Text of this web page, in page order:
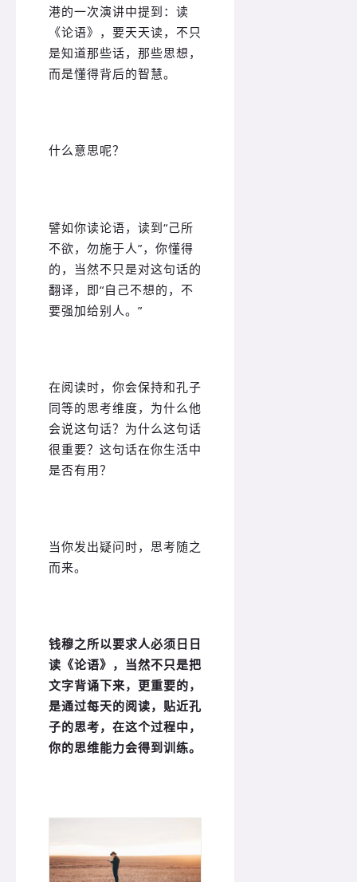
港的一次演讲中提到：读
《论语》，要天天读，不只
是知道那些话，那些思想，
而是懂得背后的智慧。
什么意思呢？
譬如你读论语，读到“己所
不欲，勿施于人”，你懂得
的，当然不只是对这句话的
翻译，即“自己不想的，不
要强加给别人。”
在阅读时，你会保持和孔子
同等的思考维度，为什么他
会说这句话？为什么这句话
很重要？这句话在你生活中
是否有用？
当你发出疑问时，思考随之
而来。
钱穆之所以要求人必须日日
读《论语》，当然不只是把
文字背诵下来，更重要的，
是通过每天的阅读，贴近孔
子的思考，在这个过程中，
你的思维能力会得到训练。